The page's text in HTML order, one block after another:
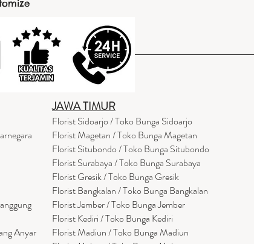
Anyar
JAWA TIMUR
Florist Sidoarjo / Toko Bunga Sidoarjo
Florist Magetan / Toko Bunga Magetan
Florist Situbondo / Toko Bunga Situbondo
Florist Surabaya / Toko Bunga Surabaya
Florist Gresik / Toko Bunga Gresik
FloristBangkalan / Toko Bunga Bangkalan
Florist Jember / Toko Bunga Jember
Florist Kediri / Toko Bunga Kediri
Florist Madiun / Toko Bunga Madiun